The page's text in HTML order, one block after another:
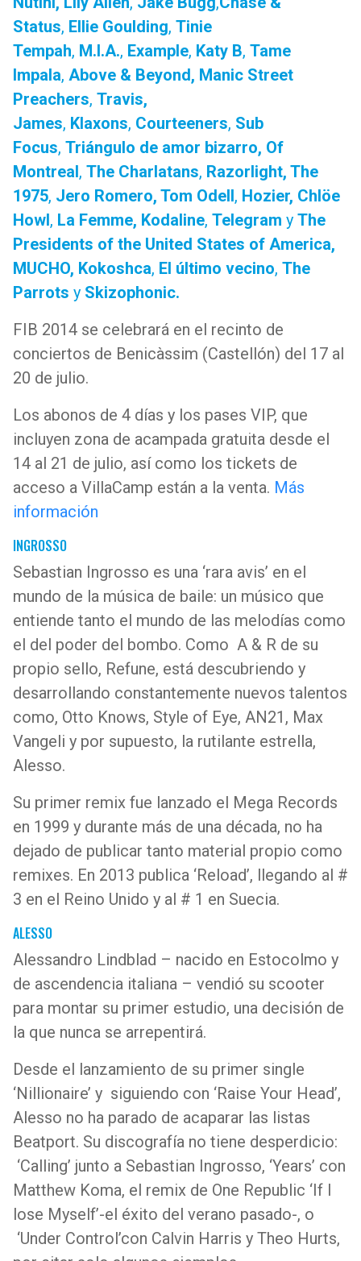
Status, Ellie Goulding, Tinie
Tempah, M.I.A., Example, Katy B, Tame
Impala, Above & Beyond, Manic Street
Preachers, Travis,
James, Klaxons, Courteeners, Sub
Focus, Triángulo de amor bizarro, Of
Montreal, The Charlatans, Razorlight, The
1975, Jero Romero, Tom Odell, Hozier, Chlöe
Howl, La Femme, Kodaline, Telegram y The
Presidents of the United States of America,
MUCHO, Kokoshca, El último vecino, The
Parrots y Skizophonic.
FIB 2014 se celebrará en el recinto de
conciertos de Benicàssim (Castellón) del 17 al
20 de julio.
Los abonos de 4 días y los pases VIP, que
incluyen zona de acampada gratuita desde el
14 al 21 de julio, así como los tickets de
acceso a VillaCamp están a la venta. Más
información
INGROSSO
Sebastian Ingrosso es una ‘rara avis’ en el
mundo de la música de baile: un músico que
entiende tanto el mundo de las melodías como
el del poder del bombo. Como A & R de su
propio sello, Refune, está descubriendo y
desarrollando constantemente nuevos talentos
como, Otto Knows, Style of Eye, AN21, Max
Vangeli y por supuesto, la rutilante estrella,
Alesso.
Su primer remix fue lanzado el Mega Records
en 1999 y durante más de una década, no ha
dejado de publicar tanto material propio como
remixes. En 2013 publica ‘Reload’, llegando al #
3 en el Reino Unido y al # 1 en Suecia.
ALESSO
Alessandro Lindblad – nacido en Estocolmo y
de ascendencia italiana – vendió su scooter
para montar su primer estudio, una decisión de
la que nunca se arrepentirá.
Desde el lanzamiento de su primer single
‘Nillionaire’ y siguiendo con ‘Raise Your Head’,
Alesso no ha parado de acaparar las listas
Beatport. Su discografía no tiene desperdicio:
‘Calling’ junto a Sebastian Ingrosso, ‘Years’ con
Matthew Koma, el remix de One Republic ‘If I
lose Myself’-el éxito del verano pasado-, o
‘Under Control’con Calvin Harris y Theo Hurts,